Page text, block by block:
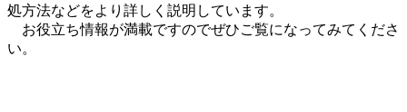
処方法などをより詳しく説明しています。
お役立ち情報が満載ですのでぜひご覧になってみてくださ
い。